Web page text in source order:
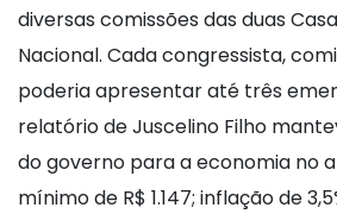
diversas comissões das duas
Nacional. Cada congressista,
poderia apresentar até três
relatório de Juscelino Filho
do governo para a economia no
mínimo de R$ 1.147; inflação de